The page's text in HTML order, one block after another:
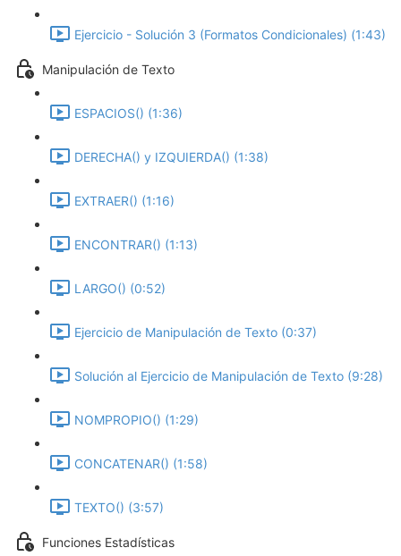
Ejercicio - Solución 3 (Formatos Condicionales) (1:43)
Manipulación de Texto
ESPACIOS() (1:36)
DERECHA() y IZQUIERDA() (1:38)
EXTRAER() (1:16)
ENCONTRAR() (1:13)
LARGO() (0:52)
Ejercicio de Manipulación de Texto (0:37)
Solución al Ejercicio de Manipulación de Texto (9:28)
NOMPROPIO() (1:29)
CONCATENAR() (1:58)
TEXTO() (3:57)
Funciones Estadísticas